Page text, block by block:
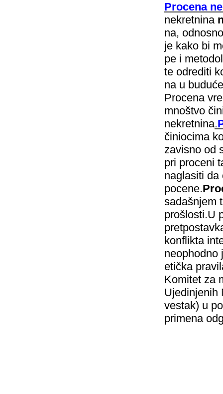
Procena
ne­kret­ni­na
na,
je ka­ko bi
pe i
te od­re­di­ti
na u
Procena
mnoštvo
nekretnina.
činiocima
zavisno od
pri proceni
naglasiti da
pocene.
sadašnjem
prošlosti.U
konflikta
neophodno
etička
Komitet za
Ujedinjenih
vestak) u
primena